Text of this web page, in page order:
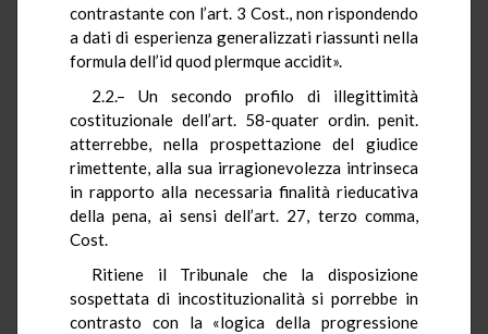
contrastante con l’art. 3 Cost., non rispondendo
a dati di esperienza generalizzati riassunti nella
formula dell’id quod plermque accidit».
2.2.– Un secondo profilo di illegittimità
costituzionale dell’art. 58-quater ordin. penit.
atterrebbe, nella prospettazione del giudice
rimettente, alla sua irragionevolezza intrinseca
in rapporto alla necessaria finalità rieducativa
della pena, ai sensi dell’art. 27, terzo comma,
Cost.
Ritiene il Tribunale che la disposizione
sospettata di incostituzionalità si porrebbe in
contrasto con la «logica della progressione